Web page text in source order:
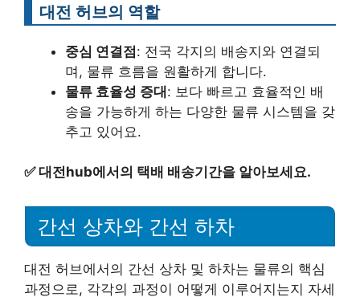
대전 허브의 역할
중심 연결점: 전국 각지의 배송지와 연결되
며, 물류 흐름을 원활하게 합니다.
물류 효율성 증대: 보다 빠르고 효율적인 배
송을 가능하게 하는 다양한 물류 시스템을 갖
추고 있어요.
✅대전hub에서의 택배 배송기간을 알아보세요.
간선 상차와 간선 하차
대전 허브에서의 간선 상차 및 하차는 물류의 핵심
과정으로, 각각의 과정이 어떻게 이루어지는지 자세